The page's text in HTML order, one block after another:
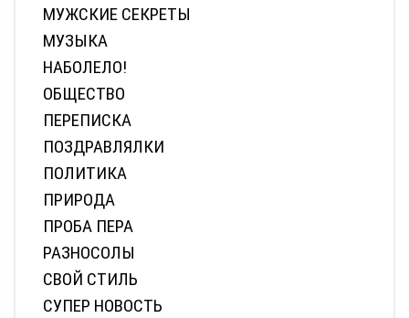
МУЖСКИЕ СЕКРЕТЫ
МУЗЫКА
НАБОЛЕЛО!
ОБЩЕСТВО
ПЕРЕПИСКА
ПОЗДРАВЛЯЛКИ
ПОЛИТИКА
ПРИРОДА
ПРОБА ПЕРА
РАЗНОСОЛЫ
СВОЙ СТИЛЬ
СУПЕР НОВОСТЬ